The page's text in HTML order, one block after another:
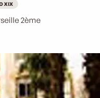
XIX
2ème